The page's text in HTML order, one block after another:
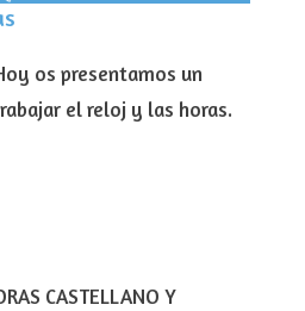
os presentamos un
el reloj y las horas.
CASTELLANO Y